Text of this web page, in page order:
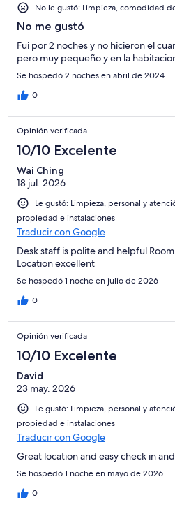
No le gustó: Limpieza, comodidad
No me gustó
Fui por 2 noches y no hicieron el
pero muy pequeño y en la
Se hospedó 2 noches en abril de 2024
0
Opinión verificada
10/10 Excelente
Wai Ching
18 jul. 2026
Le gustó: Limpieza, personal y
propiedad e instalaciones
Traducir con Google
Desk staff is polite and helpful
Location excellent
Se hospedó 1 noche en julio de 2026
0
Opinión verificada
10/10 Excelente
David
23 may. 2026
Le gustó: Limpieza, personal y
propiedad e instalaciones
Traducir con Google
Great location and easy check in
Se hospedó 1 noche en mayo de 2026
0